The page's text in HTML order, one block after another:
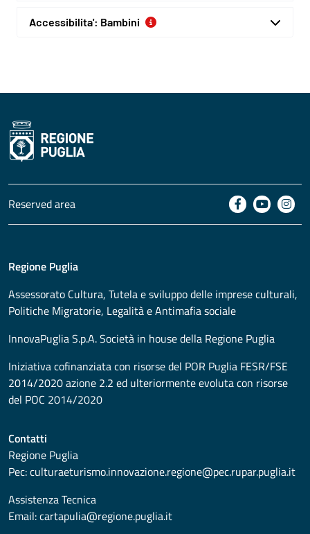
Accessibilita': Bambini
Reserved area
Regione Puglia
Assessorato Cultura, Tutela e sviluppo delle imprese culturali,
Politiche Migratorie, Legalità e Antimafia sociale
InnovaPuglia S.p.A. Società in house della Regione Puglia
Iniziativa cofinanziata con risorse del POR Puglia FESR/FSE
2014/2020 azione 2.2 ed ulteriormente evoluta con risorse
del POC 2014/2020
Contatti
Regione Puglia
Pec:culturaeturismo.innovazione.regione@pec.rupar.puglia.it
Assistenza Tecnica
Email:cartapulia@regione.puglia.it